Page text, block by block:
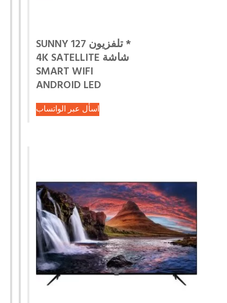
* تلفزيون SUNNY 127
شاشة 4K SATELLITE
SMART WIFI
ANDROID LED
اسأل عبر الواتساب